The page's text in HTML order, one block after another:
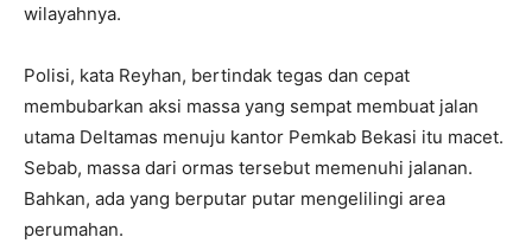
wilayahnya.
Polisi, kata Reyhan, bertindak tegas dan cepat
membubarkan aksi massa yang sempat membuat jalan
utama Deltamas menuju kantor Pemkab Bekasi itu macet.
Sebab, massa dari ormas tersebut memenuhi jalanan.
Bahkan, ada yang berputar putar mengelilingi area
perumahan.